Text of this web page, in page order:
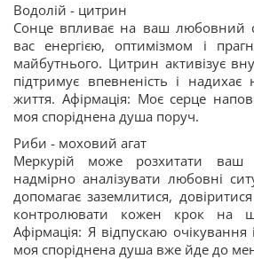
Водолій - цитрин
Сонце впливає на ваш любовний
вас енергією, оптимізмом і
майбутнього. Цитрин активізує
підтримує впевненість і
життя. Афірмація: Моє серце
моя споріднена душа поруч.
Риби - моховий агат
Меркурій може розхитати ваш
надмірно аналізувати любовні
допомагає заземлитися,
контролювати кожен крок на
Афірмація: Я відпускаю очікування
моя споріднена душа вже йде до